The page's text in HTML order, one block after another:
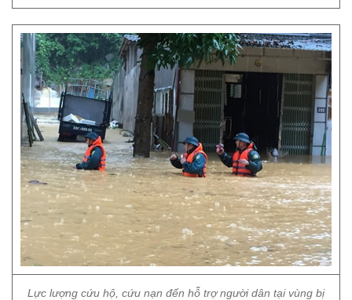
Lực lượng cứu hộ, cứu nạn đến hỗ trợ người dân tại vùng bị